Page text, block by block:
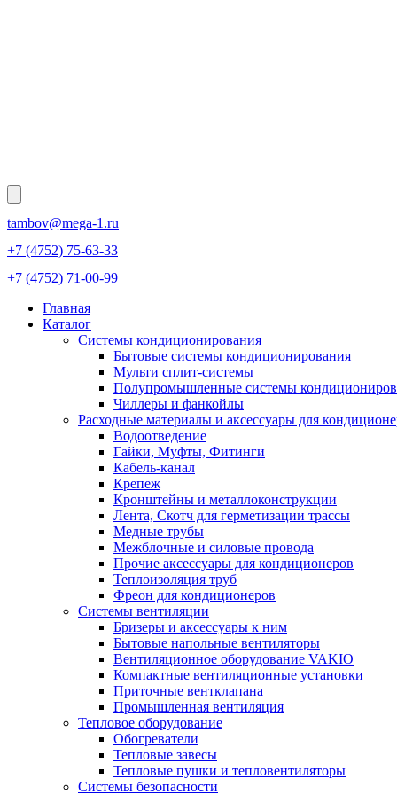
tambov@mega-1.ru
+7 (4752) 75-63-33
+7 (4752) 71-00-99
Главная
Каталог
Системы кондиционирования
Бытовые системы кондиционирования
Мульти сплит-системы
Полупромышленные системы
Чиллеры и фанкойлы
Расходные материалы и аксессуары для
Водоотведение
Гайки, Муфты, Фитинги
Кабель-канал
Крепеж
Кронштейны и металлоконструкции
Лента, Скотч для герметизации трассы
Медные трубы
Межблочные и силовые провода
Прочие аксессуары для кондиционеров
Теплоизоляция труб
Фреон для кондиционеров
Системы вентиляции
Бризеры и аксессуары к ним
Бытовые напольные вентиляторы
Вентиляционное оборудование VAKIO
Компактные вентиляционные установки
Приточные вентклапана
Промышленная вентиляция
Тепловое оборудование
Обогреватели
Тепловые завесы
Тепловые пушки и тепловентиляторы
Системы безопасности